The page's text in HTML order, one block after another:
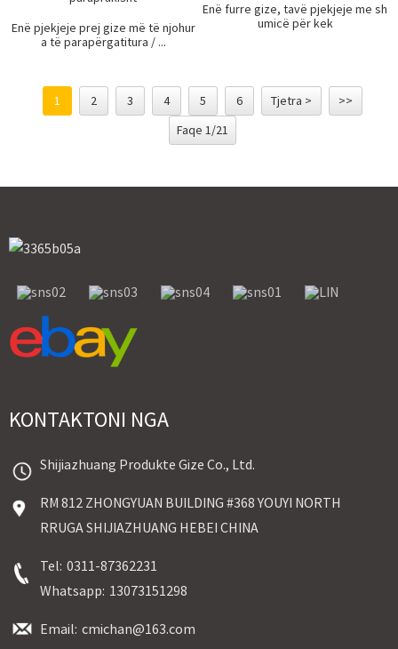
Enë pjekjeje prej gize më të njohur
a të parapërgatitura / ...
Enë furre gize, tavë pjekjeje me sh
umicë për kek
1 2 3 4 5 6 Tjetra >
>>
Faqe 1/21
KONTAKTONI NGA
Shijiazhuang Produkte Gize Co., Ltd.
RM 812 ZHONGYUAN BUILDING #368 YOUYI NORTH
RRUGA SHIJIAZHUANG HEBEI CHINA
Tel: 0311-87362231
Whatsapp: 13073151298
Email: cmichan@163.com